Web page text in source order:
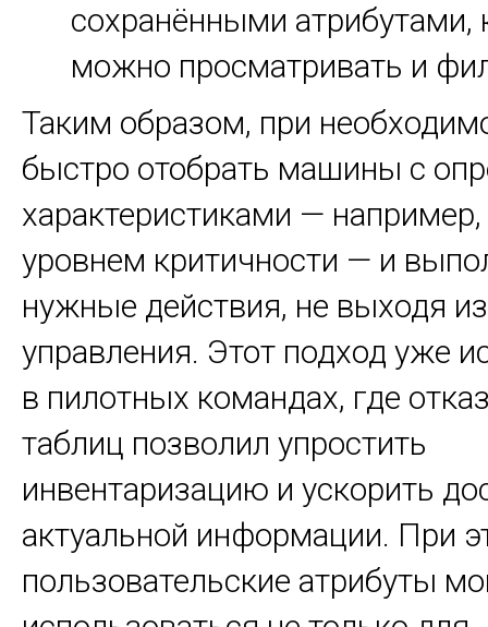
сохранёнными атрибутами,
можно просматривать и
Таким образом, при
быстро отобрать машины с
характеристиками —
уровнем критичности — и
нужные действия, не выходя
управления. Этот подход уже
в пилотных командах, где
таблиц позволил упростить
инвентаризацию и ускорить
актуальной информации. При
пользовательские атрибуты